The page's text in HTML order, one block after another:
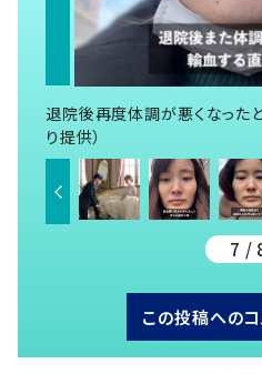
退院後再度体調が悪くなった
り提供）
7 /
この投稿への